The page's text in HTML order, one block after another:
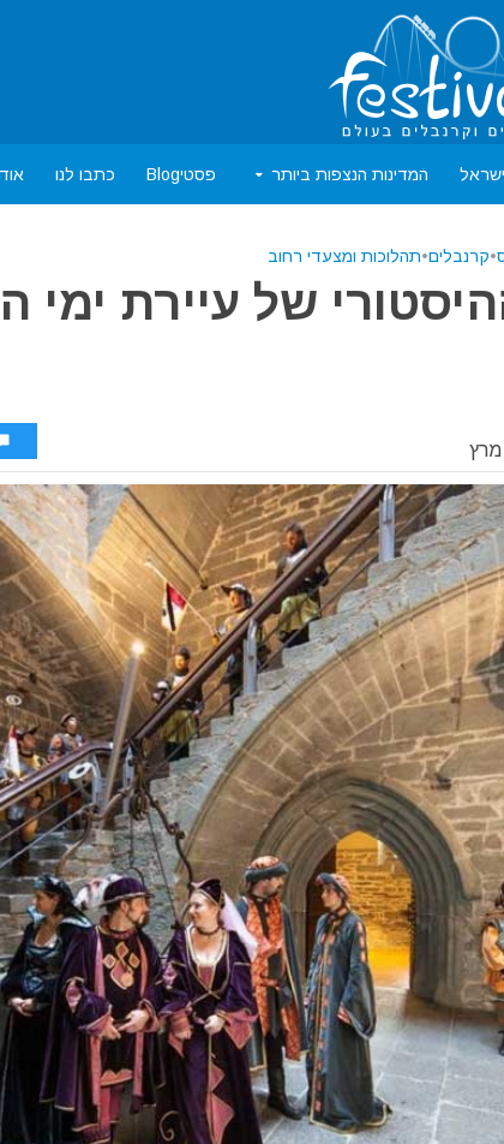
המדינות הנצפות ביותר פסטיBlog כתבו לנו
•קרנבלים•תהלוכות ומצעדי רחוב
של עיירת ימי
מרץ